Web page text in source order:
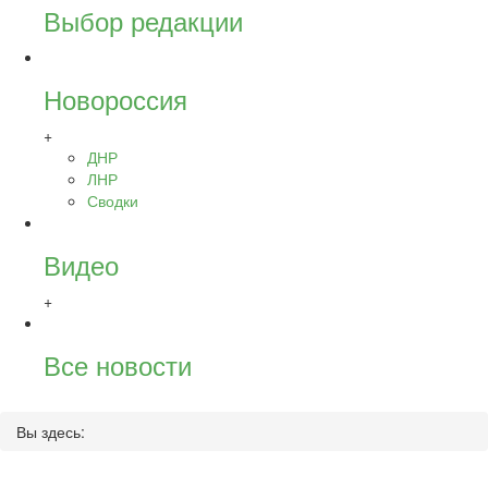
Выбор редакции
Новороссия
+
ДНР
ЛНР
Сводки
Видео
+
Все новости
Вы здесь: